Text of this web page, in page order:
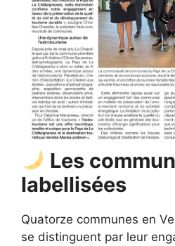
Les
labellisées
Quatorze communes en
se distinguent par leur